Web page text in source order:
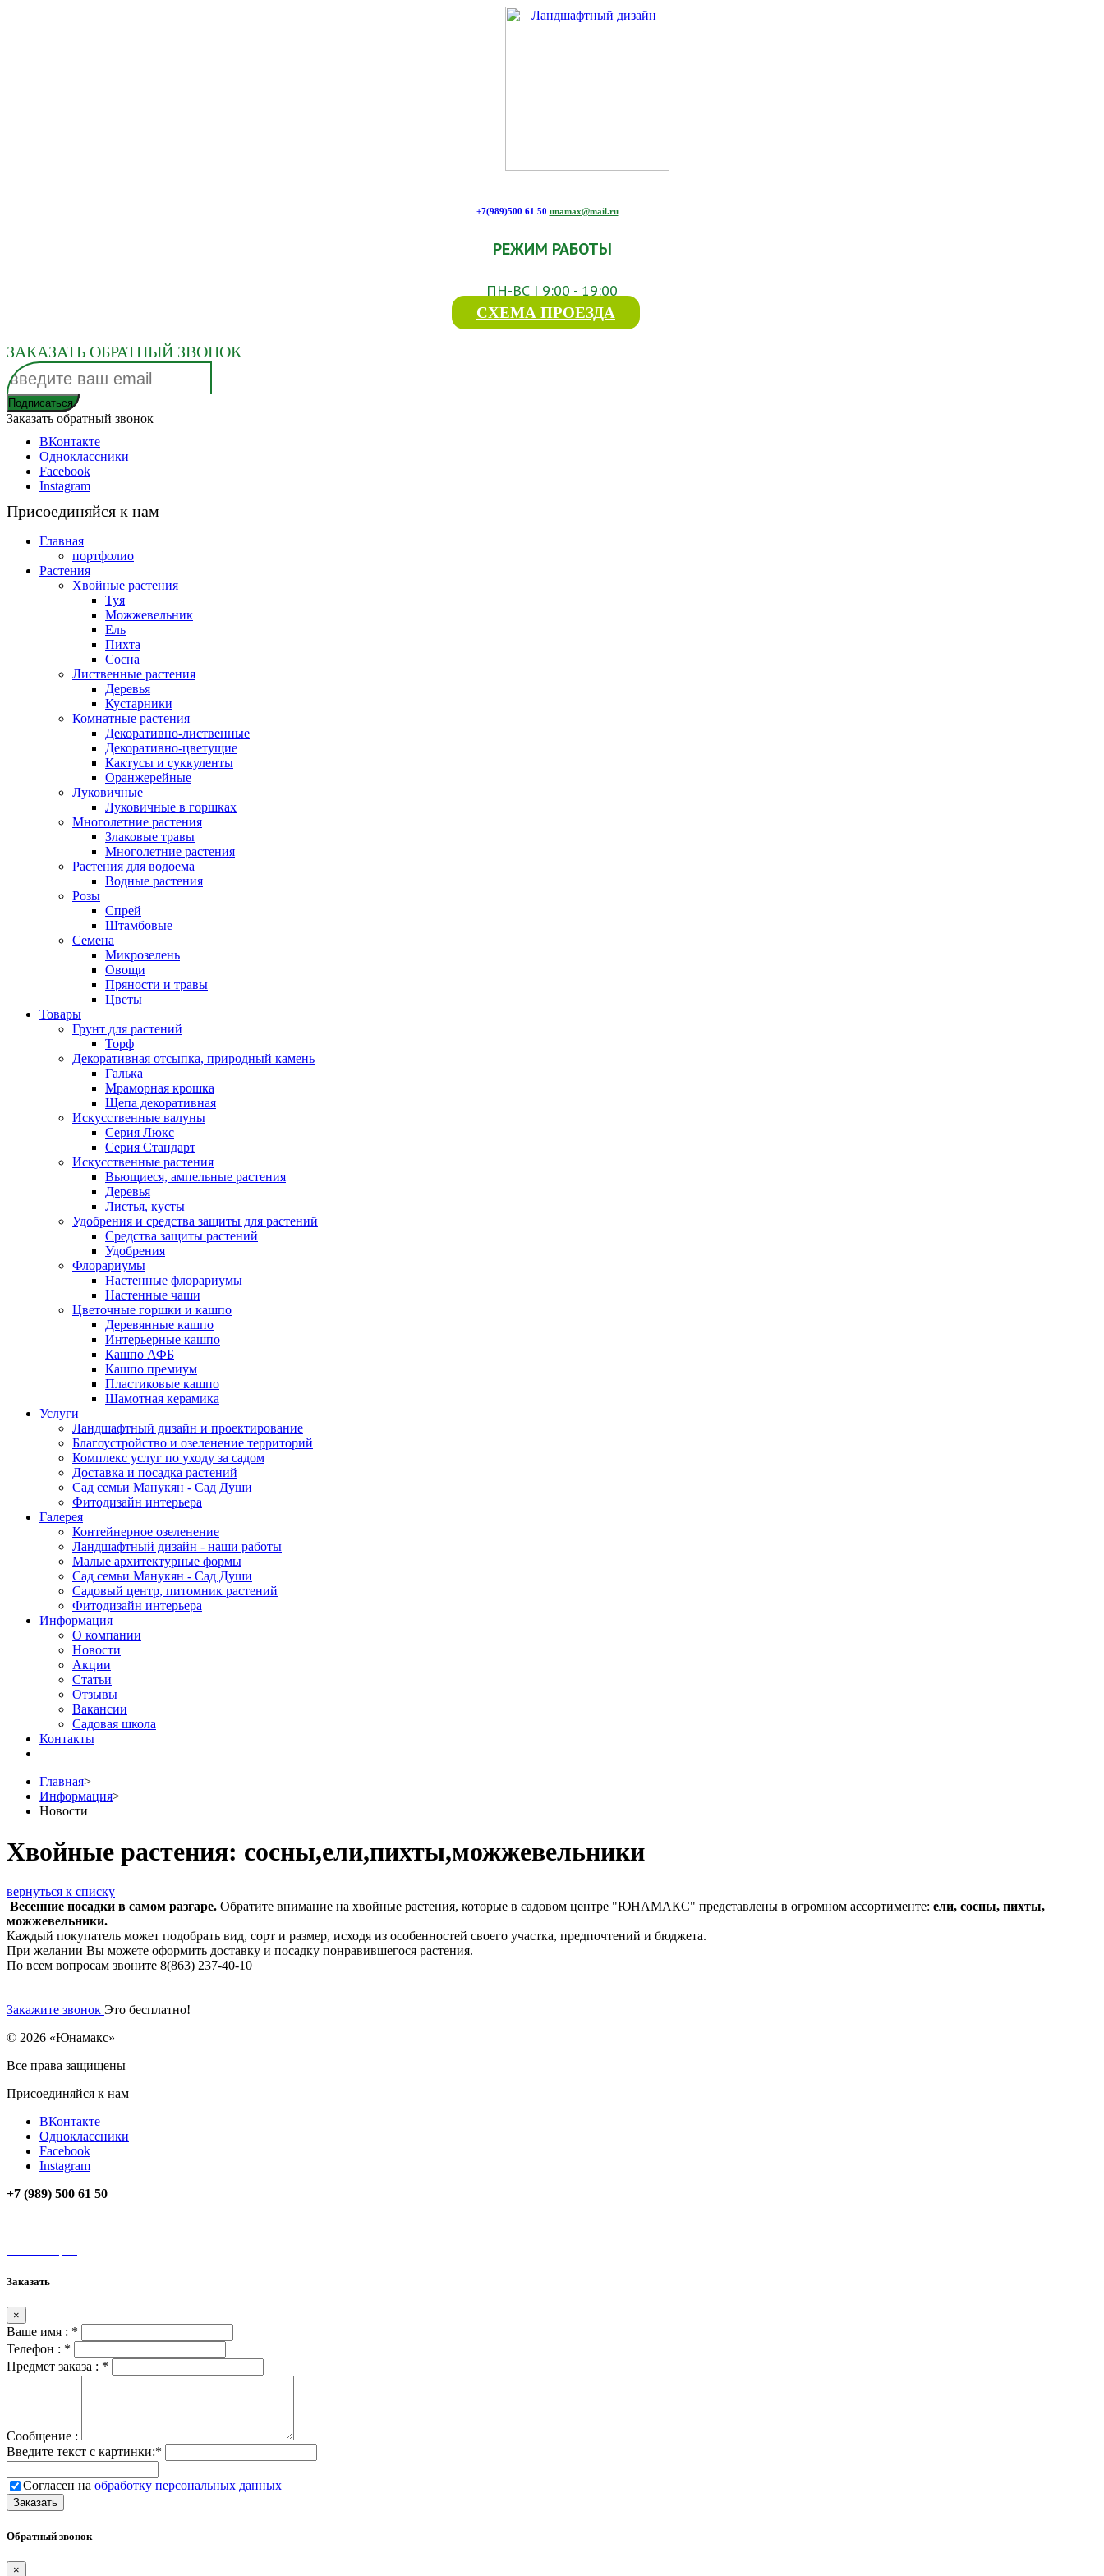
+7(989)500 61 50 unamax@mail.ru
РЕЖИМ РАБОТЫ
ПН-ВС | 9:00 - 19:00
СХЕМА ПРОЕЗДА
ЗАКАЗАТЬ ОБРАТНЫЙ ЗВОНОК
Заказать обратный звонок
ВКонтакте
Одноклассники
Facebook
Instagram
Присоединяйся к нам
Главная
портфолио
Растения
Хвойные растения
Туя
Можжевельник
Ель
Пихта
Сосна
Лиственные растения
Деревья
Кустарники
Комнатные растения
Декоративно-лиственные
Декоративно-цветущие
Кактусы и суккуленты
Оранжерейные
Луковичные
Луковичные в горшках
Многолетние растения
Злаковые травы
Многолетние растения
Растения для водоема
Водные растения
Розы
Спрей
Штамбовые
Семена
Микрозелень
Овощи
Пряности и травы
Цветы
Товары
Грунт для растений
Торф
Декоративная отсыпка, природный камень
Галька
Мраморная крошка
Щепа декоративная
Искусственные валуны
Серия Люкс
Серия Стандарт
Искусственные растения
Вьющиеся, ампельные растения
Деревья
Листья, кусты
Удобрения и средства защиты для растений
Средства защиты растений
Удобрения
Флорариумы
Настенные флорариумы
Настенные чаши
Цветочные горшки и кашпо
Деревянные кашпо
Интерьерные кашпо
Кашпо АФБ
Кашпо премиум
Пластиковые кашпо
Шамотная керамика
Услуги
Ландшафтный дизайн и проектирование
Благоустройство и озеленение территорий
Комплекс услуг по уходу за садом
Доставка и посадка растений
Сад семьи Манукян - Сад Души
Фитодизайн интерьера
Галерея
Контейнерное озеленение
Ландшафтный дизайн - наши работы
Малые архитектурные формы
Сад семьи Манукян - Сад Души
Садовый центр, питомник растений
Фитодизайн интерьера
Информация
О компании
Новости
Акции
Статьи
Отзывы
Вакансии
Садовая школа
Контакты
Главная>
Информация>
Новости
Хвойные растения: сосны,ели,пихты,можжевельники
вернуться к списку
Весенние посадки в самом разгаре. Обратите внимание на хвойные растения, которые в садовом центре "ЮНАМАКС" представлены в огромном ассортименте: ели, сосны, пихты,
можжевельники.
Каждый покупатель может подобрать вид, сорт и размер, исходя из особенностей своего участка, предпочтений и бюджета.
При желании Вы можете оформить доставку и посадку понравившегося растения.
По всем вопросам звоните 8(863) 237-40-10
Закажите звонок Это бесплатно!
© 2026 «Юнамакс»
Все права защищены
Присоединяйся к нам
ВКонтакте
Одноклассники
Facebook
Instagram
+7 (989) 500 61 50
Заказать
×
Ваше имя : *
Телефон : *
Предмет заказа : *
Сообщение :
Введите текст с картинки:*
Согласен на обработку персональных данных
Обратный звонок
×